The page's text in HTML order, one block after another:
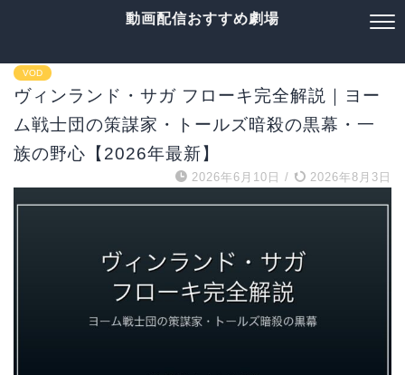
動画配信おすすめ劇場
VOD
ヴィンランド・サガ フローキ完全解説｜ヨー
ム戦士団の策謀家・トールズ暗殺の黒幕・一
族の野心【2026年最新】
2026年6月10日 / 2026年8月3日